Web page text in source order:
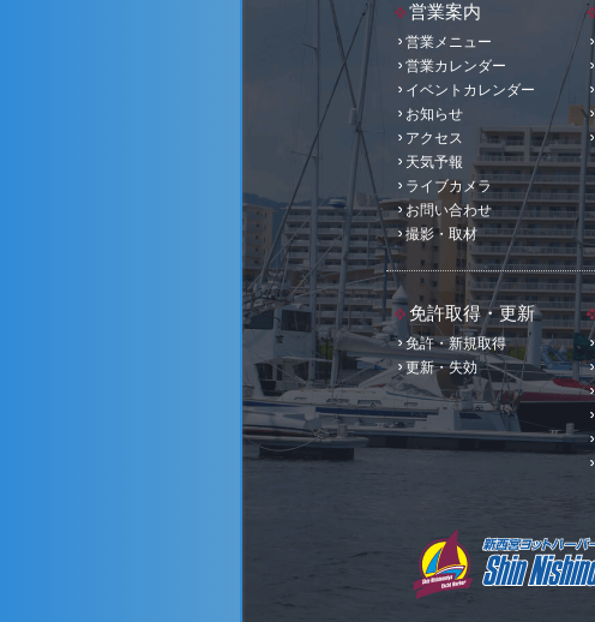
営業案内
営業メニュー
営業カレンダー
イベントカレンダー
お知らせ
アクセス
天気予報
ライブカメラ
お問い合わせ
撮影・取材
免許取得・更新
免許・新規取得
更新・失効